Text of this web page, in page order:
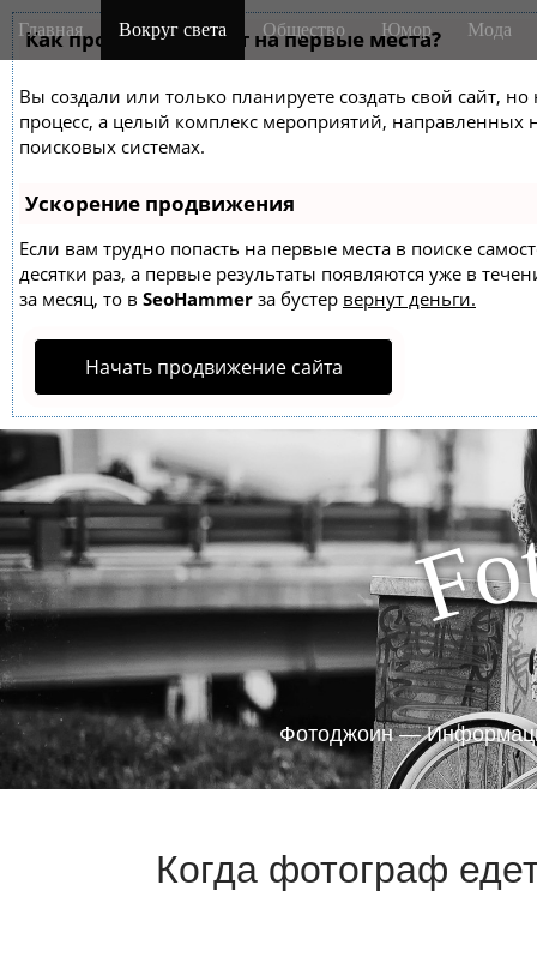
Как продвинуть сайт на первые места?
Вы создали или только планируете создать свой сайт,
процесс, а целый комплекс мероприятий,
поисковых системах.
Ускорение продвижения
Если вам трудно попасть на первые места в поиске
десятки раз, а первые результаты появляются уже в
за месяц, то в SeoHammer за бустер вернут деньги.
Начать продвижение сайта
M
a
n
m
e
n
u
i
Главная Вокруг света Общество Юмор Мода
Fo
Фотоджоин —
Когда фотограф